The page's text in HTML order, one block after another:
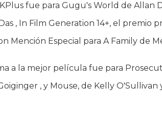
fue para Gugu's World de
, In Film Generation 14+, el premio
Mención Especial para A Family de
a la mejor película fue para
, y Mouse, de Kelly